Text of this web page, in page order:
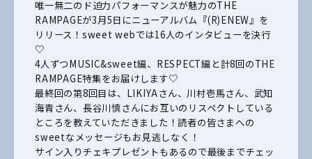
唯一無二のド迫力パフォーマンスが魅力のTHE
RAMPAGEが3月5日にニューアルバム『(R)ENEW』を
リリース！ sweet webでは16人のインタビューを決行
♡
4人ずつMUSIC&sweet編、RESPECT編と計8回のTHE
RAMPAGE特集をお届けします♡
最終回の第8回目は、LIKIYAさん、川村壱馬さん、武知
海青さん、長谷川慎さんにお互いのリスペクトしている
ところを教えていただきました！読者の皆さまへの
sweetなメッセージもお見逃しなく！
サイン入りチェキプレゼントもあるので最後までチェッ